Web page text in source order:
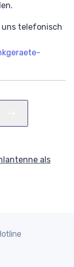
uns telefonisch
als